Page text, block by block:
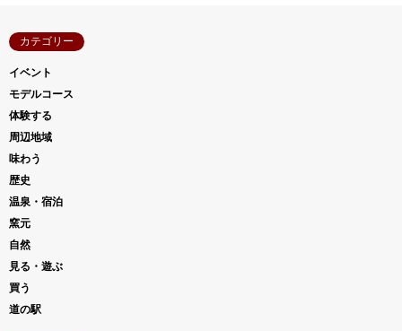
カテゴリー
イベント
モデルコース
体験する
周辺地域
味わう
歴史
温泉・宿泊
窯元
自然
見る・遊ぶ
買う
道の駅